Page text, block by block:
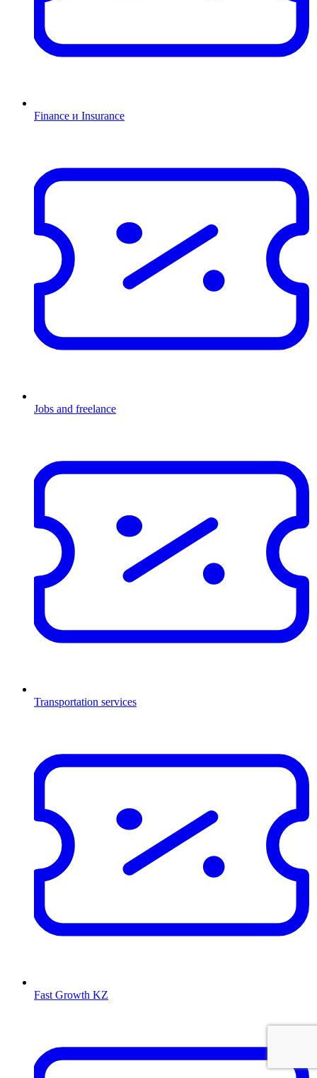
Finance и Insurance
Jobs and freelance
Transportation services
Fast Growth KZ